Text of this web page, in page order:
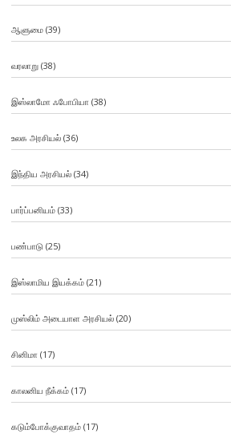
ஆளுமை(39)
வரலாறு(38)
இஸ்லாமோ ஃபோபியா (38)
உலக அரசியல்(36)
இந்திய அரசியல்(34)
பார்ப்பனியம்(33)
பண்பாடு (25)
இஸ்லாமிய இயக்கம்(21)
முஸ்லிம் அடையாள அரசியல்(20)
சினிமா (17)
காலனிய நீக்கம்(17)
கடும்போக்குவாதம்(17)